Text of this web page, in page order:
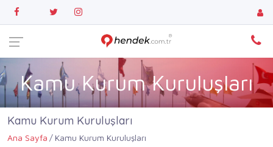
Kamu Kurum Kuruluşları
Kamu Kurum Kuruluşları
Ana Sayfa Kamu Kurum Kuruluşları